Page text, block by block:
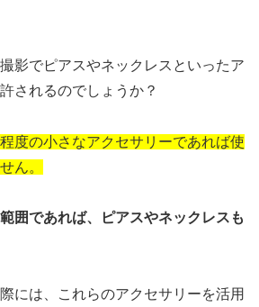
影でピアスやネックレスといったア
されるのでしょうか？
度の小さなアクセサリーであれば使
ん。
囲であれば、ピアスやネックレスも
には、これらのアクセサリーを活用